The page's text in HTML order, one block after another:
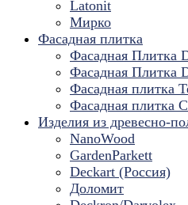
Latonit
Мирко
Фасадная плитка
Фасадная Плитка
Фасадная Плитка
Фасадная плитка
Фасадная плитка
Изделия из древесно-
NanoWood
GardenParkett
Deckart (Россия)
Доломит